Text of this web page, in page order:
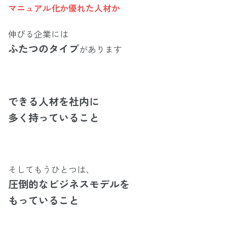
マニュアル化か優れた人材か
伸びる企業には
ふたつのタイプがあります
できる人材を社内に
多く持っていること
そしてもうひとつは、
圧倒的なビジネスモデルを
もっていること